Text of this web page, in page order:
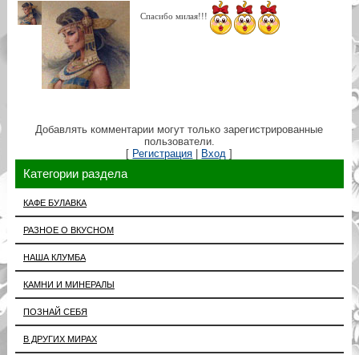
Спасибо милая!!!
Добавлять комментарии могут только зарегистрированные
пользователи.
[ Регистрация | Вход ]
Категории раздела
КАФЕ БУЛАВКА
РАЗНОЕ О ВКУСНОМ
НАША КЛУМБА
КАМНИ И МИНЕРАЛЫ
ПОЗНАЙ СЕБЯ
В ДРУГИХ МИРАХ